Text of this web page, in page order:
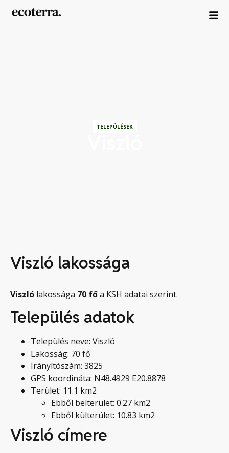
TELEPÜLÉSEK
Viszló lakossága
Viszló lakossága 70 főa KSH adatai szerint.
Település adatok
Település neve: Viszló
Lakosság: 70 fő
Irányítószám: 3825
GPS koordináta: N48.4929 E20.8878
Terület: 11.1 km2
Ebből belterület: 0.27 km2
Ebből külterület: 10.83 km2
Viszló címere